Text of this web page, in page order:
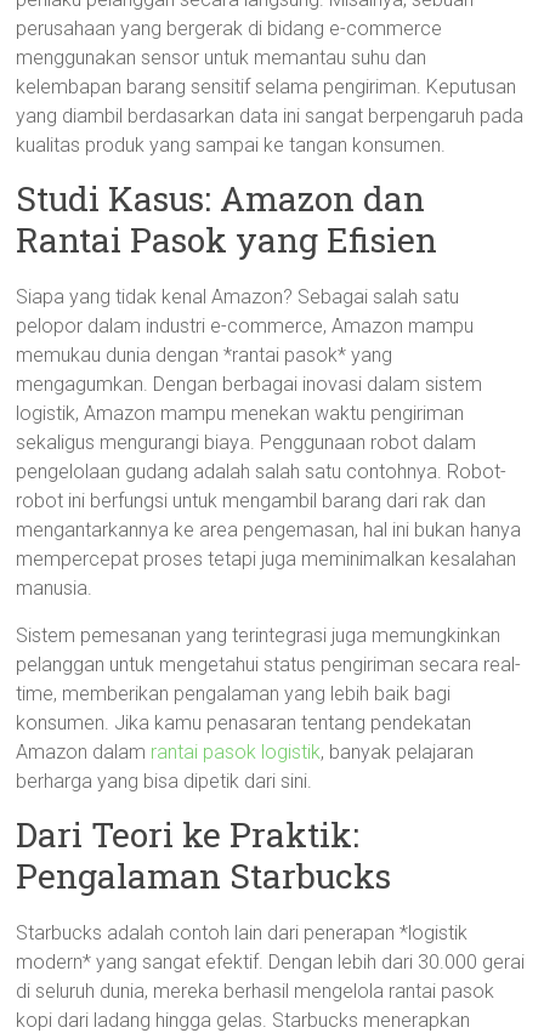
perusahaan yang bergerak di bidang e-commerce
menggunakan sensor untuk memantau suhu dan
kelembapan barang sensitif selama pengiriman. Keputusan
yang diambil berdasarkan data ini sangat berpengaruh pada
kualitas produk yang sampai ke tangan konsumen.
Studi Kasus: Amazon dan
Rantai Pasok yang Efisien
Siapa yang tidak kenal Amazon? Sebagai salah satu
pelopor dalam industri e-commerce, Amazon mampu
memukau dunia dengan *rantai pasok* yang
mengagumkan. Dengan berbagai inovasi dalam sistem
logistik, Amazon mampu menekan waktu pengiriman
sekaligus mengurangi biaya. Penggunaan robot dalam
pengelolaan gudang adalah salah satu contohnya. Robot-
robot ini berfungsi untuk mengambil barang dari rak dan
mengantarkannya ke area pengemasan, hal ini bukan hanya
mempercepat proses tetapi juga meminimalkan kesalahan
manusia.
Sistem pemesanan yang terintegrasi juga memungkinkan
pelanggan untuk mengetahui status pengiriman secara real-
time, memberikan pengalaman yang lebih baik bagi
konsumen. Jika kamu penasaran tentang pendekatan
Amazon dalam rantai pasok logistik, banyak pelajaran
berharga yang bisa dipetik dari sini.
Dari Teori ke Praktik:
Pengalaman Starbucks
Starbucks adalah contoh lain dari penerapan *logistik
modern* yang sangat efektif. Dengan lebih dari 30.000 gerai
di seluruh dunia, mereka berhasil mengelola rantai pasok
kopi dari ladang hingga gelas. Starbucks menerapkan